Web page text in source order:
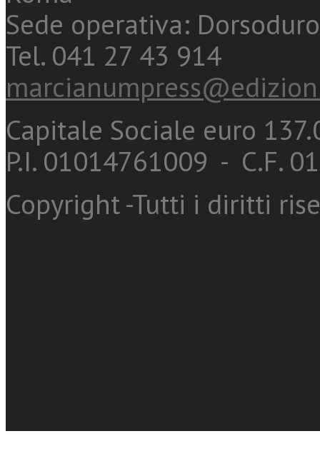
Sede operativa:
Tel. 041 27 43 914
Capitale Sociale euro
P.I. 01014761009 - C.F.
Copyright -Tutti i diritti